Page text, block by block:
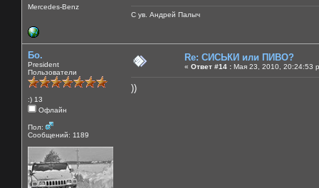
Mercedes-Benz
С ув. Андрей Палыч
Бо.
President
Пользователи
:) 13
Офлайн
Пол:
Сообщений: 1189
Re: СИСЬКИ или ПИВО?
« Ответ #14 : Мая 23, 2010, 20:24:53
))